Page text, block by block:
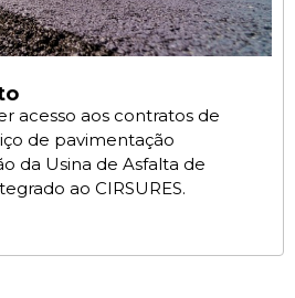
acesso aos contratos de
de pavimentação
da Usina de Asfalta de
ao CIRSURES.